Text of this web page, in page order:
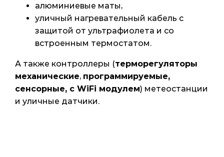
алюминиевые маты,
уличный нагревательный кабель с
защитой от ультрафиолета и со
встроенным термостатом.
А также контроллеры (терморегуляторы
механические, программируемые,
сенсорные, с WiFi модулем) метеостанции
и уличные датчики.